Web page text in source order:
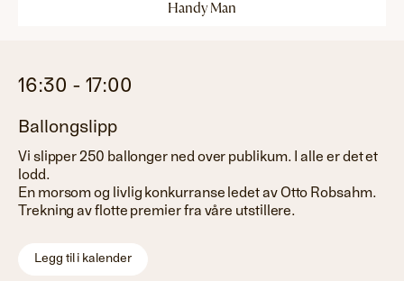
Handy Man
16:30 - 17:00
Ballongslipp
Vi slipper 250 ballonger ned over publikum. I alle er det et
lodd.
En morsom og livlig konkurranse ledet av Otto Robsahm.
Trekning av flotte premier fra våre utstillere.
Legg til i kalender